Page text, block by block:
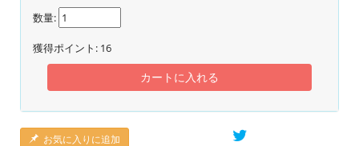
数量:
獲得ポイント: 16
カートに入れる
お気に入りに追加